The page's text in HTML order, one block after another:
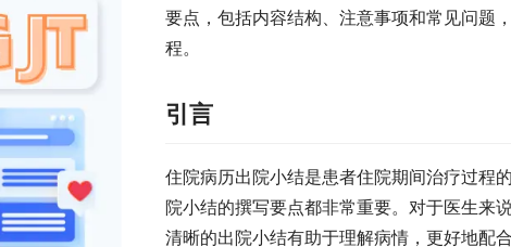
要点，包括内容结构、注意事项和常见问题
程。
引言
住院病历出院小结是患者住院期间治疗过程
院小结的撰写要点都非常重要。对于医生来
清晰的出院小结有助于理解病情，更好地配